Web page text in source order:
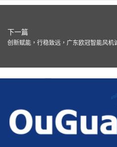
下一篇
创新赋能，行稳致远，广东欧冠智能风机